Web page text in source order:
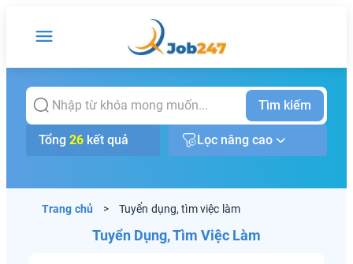
Tìm kiếm
Tổng 26 kết quả Lọc nâng cao
Trang chủ > Tuyển dụng, tìm việc làm
Tuyển Dụng, Tìm Việc Làm